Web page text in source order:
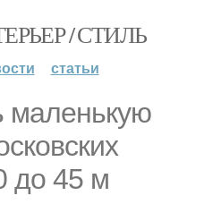
/ СТИЛЬ
статьи
маленькую
до 45 м